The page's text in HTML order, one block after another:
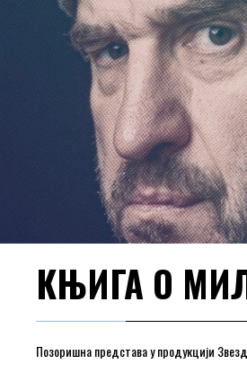
КЊИГА О
Позоришна представа у продукцији